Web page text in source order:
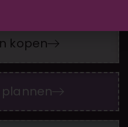
kopen
plannen